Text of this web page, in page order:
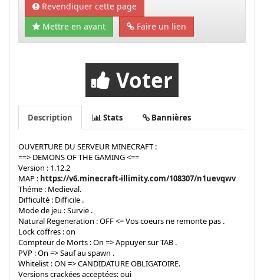
Revendiquer cette page
Mettre en avant
Faire un lien
Voter
Description Stats Bannières
OUVERTURE DU SERVEUR MINECRAFT :
==> DEMONS OF THE GAMING <==
Version : 1.12.2
MAP : https://v6.minecraft-illimity.com/108307/n1uevqwv
Théme : Medieval.
Difficulté : Difficile .
Mode de jeu : Survie .
Natural Regeneration : OFF <= Vos coeurs ne remonte pas .
Lock coffres : on
Compteur de Morts : On => Appuyer sur TAB .
PVP : On => Sauf au spawn .
Whitelist : ON => CANDIDATURE OBLIGATOIRE.
Versions crackées acceptées: oui